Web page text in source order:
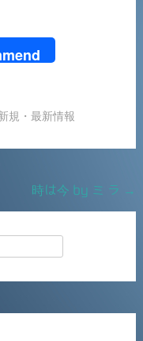
規・最新情報
時は今 by ミ ラ →